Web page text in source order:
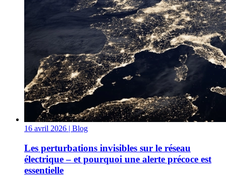
16 avril 2026 | Blog
Les perturbations invisibles sur le réseau
électrique – et pourquoi une alerte précoce est
essentielle